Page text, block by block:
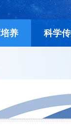
养 科学